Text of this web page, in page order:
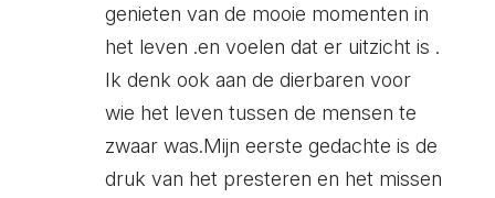
genieten van de mooie momenten in
het leven .en voelen dat er uitzicht is .
Ik denk ook aan de dierbaren voor
wie het leven tussen de mensen te
zwaar was.Mijn eerste gedachte is de
druk van het presteren en het missen